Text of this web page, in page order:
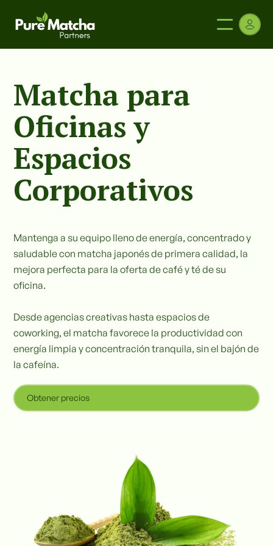
Matcha para
Oficinas y
Espacios
Corporativos
Mantenga a su equipo lleno de energía, concentrado y
saludable con matcha japonés de primera calidad, la
mejora perfecta para la oferta de café y té de su
oficina.
Desde agencias creativas hasta espacios de
coworking, el matcha favorece la productividad con
energía limpia y concentración tranquila, sin el bajón de
la cafeína.
Obtener precios